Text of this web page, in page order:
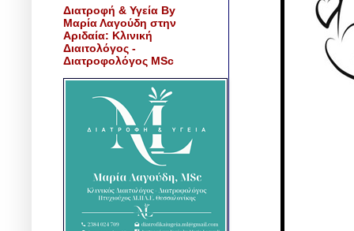
Διατροφή & Υγεία By
Μαρία Λαγούδη στην
Αριδαία: Κλινική
Διαιτολόγος -
Διατροφολόγος MSc